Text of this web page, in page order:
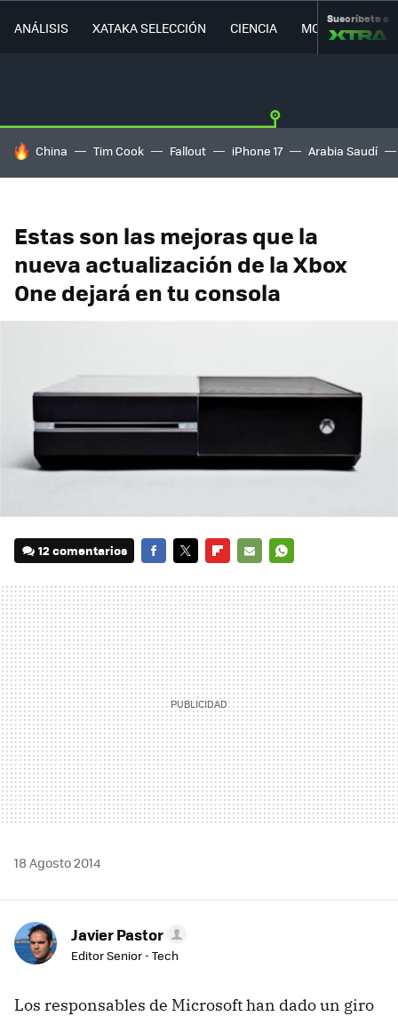
ANÁLISIS XATAKA SELECCIÓN CIENCIA MOVILIDAD
Suscríbete a
HOY SE HABLA DE
China Tim Cook Fallout iPhone 17 Arabia Saudí
Estas son las mejoras que la
nueva actualización de la Xbox
One dejará en tu consola
12 comentarios
MAIL
18 Agosto 2014
Javier Pastor
Editor Senior - Tech
Los responsables de Microsoft han dado un giro